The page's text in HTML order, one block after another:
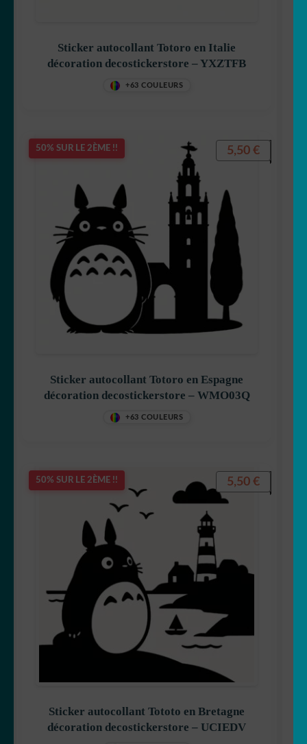
Sticker autocollant Totoro en Italie
décoration decostickerstore – YXZTFB
+63 COULEURS
50% SUR LE 2ÈME !!
Sticker autocollant Totoro en Espagne
décoration decostickerstore – WMO03Q
+63 COULEURS
5,50 €
50% SUR LE 2ÈME !!
Sticker autocollant Tototo en Bretagne
décoration decostickerstore – UCIEDV
5,50 €